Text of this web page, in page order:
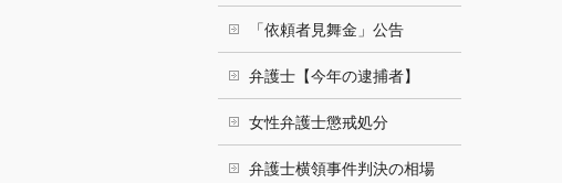
「依頼者見舞金」公告
弁護士【今年の逮捕者】
女性弁護士懲戒処分
弁護士横領事件判決の相場